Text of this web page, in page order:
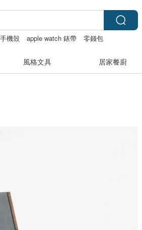
手機殼 apple watch 錶帶 零錢包
風格文具 居家餐廚